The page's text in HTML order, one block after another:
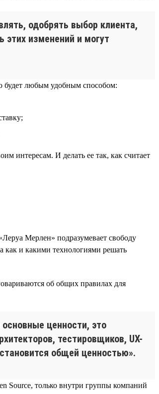
одобрять выбор клиента,
изменений и могут
будет любым удобным способом:
интересам. И делать ее так, как считает
Мерлен» подразумевает свободу
как и какими технологиями решать
об общих правилах для
ценности, это
тестировщиков, UX-
общей ценностью».
Source, только внутри группы компаний